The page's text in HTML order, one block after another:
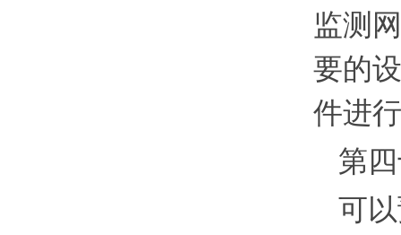
监测
要的
件进
第
可